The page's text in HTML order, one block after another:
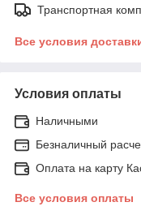
Транспортная
Все условия
Условия оплаты
Наличными
Безналичный
Оплата на карту
Все условия оплаты